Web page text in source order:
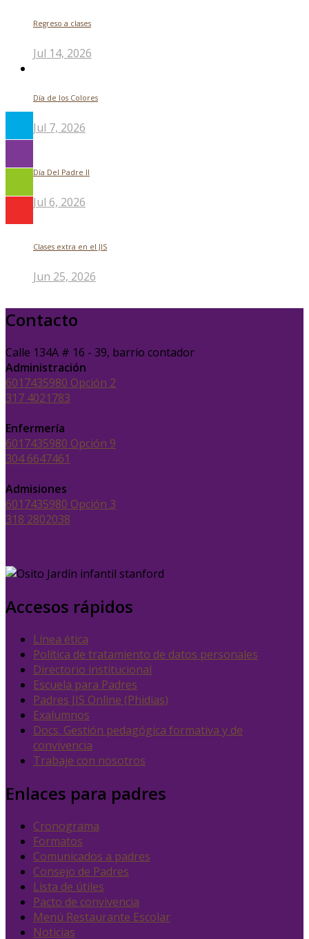
Regreso a clases
Jul 14, 2026
Día de los Colores
Jul 7, 2026
Día Del Padre ll
Jul 6, 2026
Clases extra en el JIS
Jun 25, 2026
Contacto
Calle 134A # 16 - 39, barrio contador
Administración
6017435980 Opción 2
317 4021783
Enfermería
6017435980 Opción 9
304 6647461
Admisiones
6017435980 Opción 3
318 2802038
Accesos rápidos
Línea ética
Política de tratamiento de datos personales
Directorio institucional
Escuela para Padres
Padres JIS Online (Phidias)
Exalumnos
Docs. Gestión pedagógica formativa y de
convivencia
Trabaje con nosotros
Enlaces para padres
Cronograma
Formatos
Comunicados a padres
Consejo de Padres
Lista de útiles
Pacto de convivencia
Menú Restaurante Escolar
Noticias